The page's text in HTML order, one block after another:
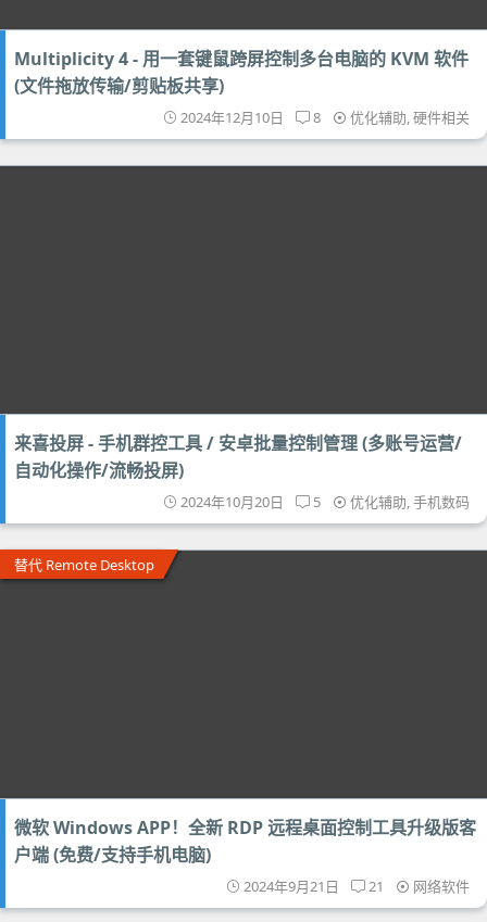
Multiplicity 4 - 用一套键鼠跨屏控制多台电脑的 KVM 软件
(文件拖放传输/剪贴板共享)
2024年12月10日 8 优化辅助,硬件相关
来喜投屏 - 手机群控工具 / 安卓批量控制管理 (多账号运营/
自动化操作/流畅投屏)
2024年10月20日 5 优化辅助,手机数码
替代 Remote Desktop
微软 Windows APP！全新 RDP 远程桌面控制工具升级版客
户端 (免费/支持手机电脑)
2024年9月21日 21 网络软件